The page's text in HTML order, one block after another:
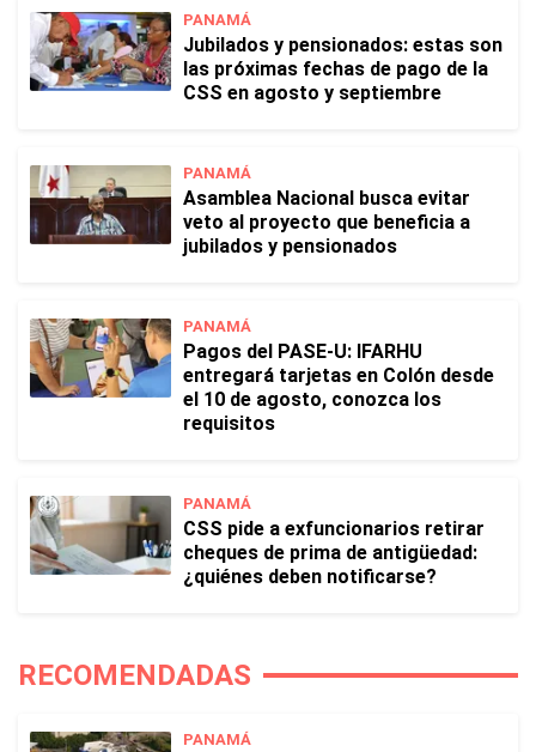
PANAMÁ
Jubilados y pensionados: estas son
las próximas fechas de pago de la
CSS en agosto y septiembre
PANAMÁ
Asamblea Nacional busca evitar
veto al proyecto que beneficia a
jubilados y pensionados
PANAMÁ
Pagos del PASE-U: IFARHU
entregará tarjetas en Colón desde
el 10 de agosto, conozca los
requisitos
PANAMÁ
CSS pide a exfuncionarios retirar
cheques de prima de antigüedad:
¿quiénes deben notificarse?
RECOMENDADAS
PANAMÁ